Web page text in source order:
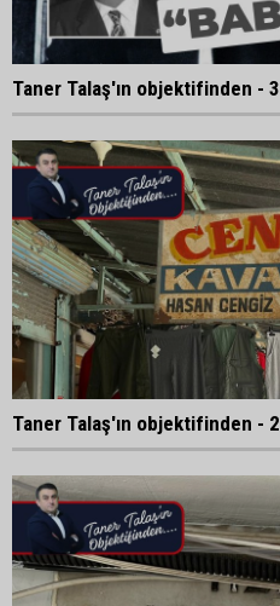
Taner Talaş'ın objektifinden - 3
Taner Talaş'ın objektifinden - 2